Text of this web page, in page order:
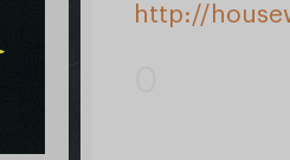
http://